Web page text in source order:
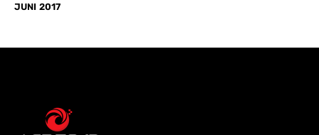
JUNI 2017